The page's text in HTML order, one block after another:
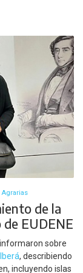
Agrarias
de la
EUDENE
sobre
Iberá, describiendo
incluyendo islas